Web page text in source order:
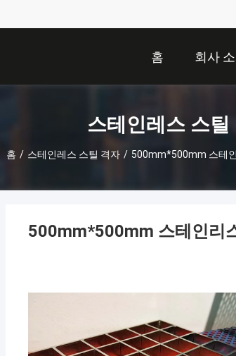
홈 회사
스테인레스 스틸
홈 / 스테인레스 스틸 격자 / 500mm*500mm 스테
500mm*500mm 스테인리